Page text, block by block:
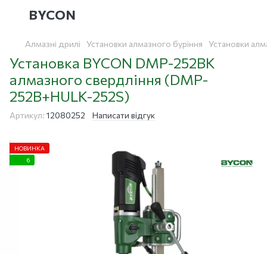
BYCON
Алмазні дрилі Установки алмазного буріння Установки
Установка BYCON DMP-252BK
алмазного свердління (DMP-
252B+HULK-252S)
Артикул: 12080252 Написати відгук
НОВИНКА
6